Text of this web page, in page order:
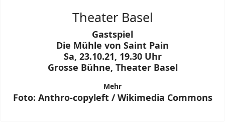
Theater Basel
Gastspiel
Die Mühle von Saint Pain
Sa, 23.10.21, 19.30 Uhr
Grosse Bühne, Theater Basel
Mehr
Foto: Anthro-copyleft / Wikimedia Commons